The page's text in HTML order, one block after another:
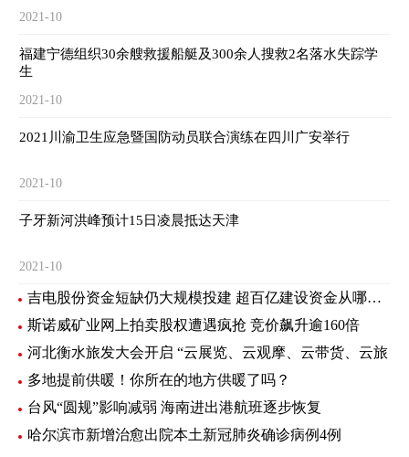
2021-10
福建宁德组织30余艘救援船艇及300余人搜救2名落水失踪学
生
2021-10
2021川渝卫生应急暨国防动员联合演练在四川广安举行
2021-10
子牙新河洪峰预计15日凌晨抵达天津
2021-10
吉电股份资金短缺仍大规模投建 超百亿建设资金从哪里来？
斯诺威矿业网上拍卖股权遭遇疯抢 竞价飙升逾160倍
河北衡水旅发大会开启 “云展览、云观摩、云带货、云旅
多地提前供暖！你所在的地方供暖了吗？
台风“圆规”影响减弱 海南进出港航班逐步恢复
哈尔滨市新增治愈出院本土新冠肺炎确诊病例4例